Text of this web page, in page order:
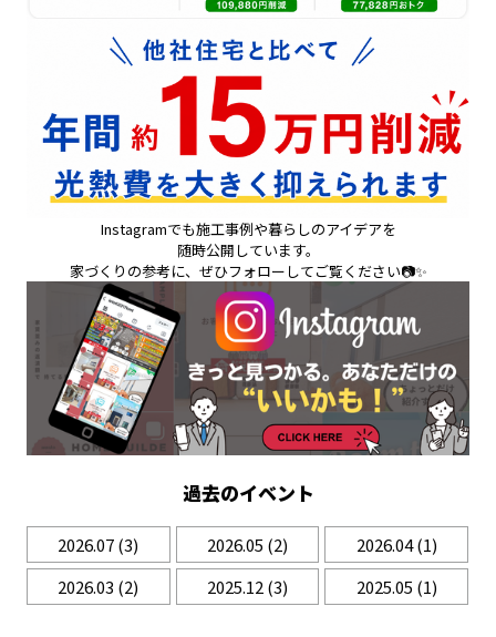
Instagramでも施工事例や暮らしのアイデアを
随時公開しています。
家づくりの参考に、ぜひフォローしてご覧ください📷✨
過去のイベント
2026.07(3) 2026.05 (2) 2026.04(1)
2026.03 (2) 2025.12(3) 2025.05 (1)